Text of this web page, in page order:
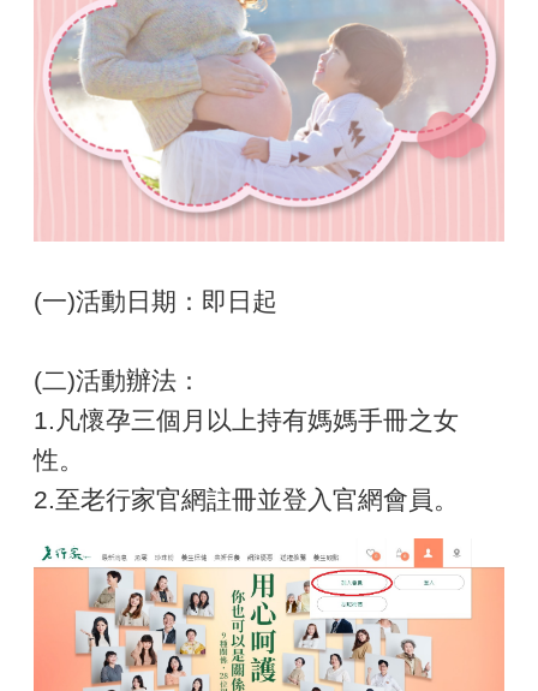
(一)活動日期：即日起
(二)活動辦法：
1.凡懷孕三個月以上持有媽媽手冊之女
性。
2.至老行家官網註冊並登入官網會員。